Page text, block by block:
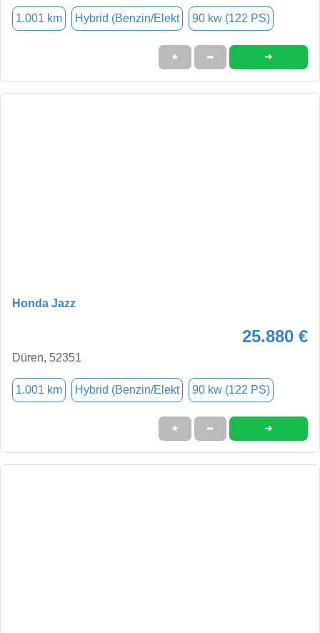
1.001 km Hybrid (Benzin/Elekt 90 kw (122 PS)
★ ➦ ➜
Honda Jazz
25.880 €
Düren, 52351
1.001 km Hybrid (Benzin/Elekt 90 kw (122 PS)
★ ➦ ➜